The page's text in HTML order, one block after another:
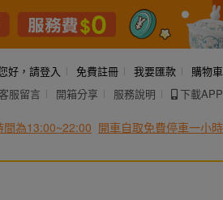
好， 請登入 免費註冊 我要匯款
購物車
客服留言 開箱分享 服務說明 下載APP
間為13:00~22:00 開車自取免費停車一小時